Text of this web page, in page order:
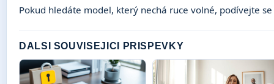
Pokud hledáte model, který nechá ruce volné, podívejte
DALSI SOUVISEJICI PRISPEVKY